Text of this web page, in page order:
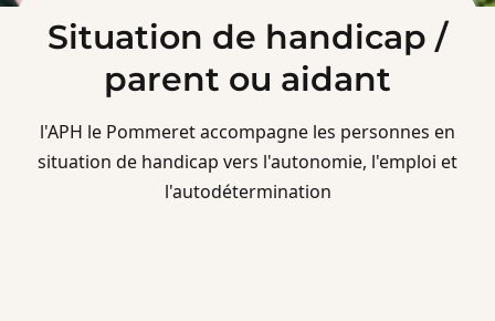
Situation de handicap /
parent ou aidant
l'APH le Pommeret accompagne les personnes en
situation de handicap vers l'autonomie, l'emploi et
l'autodétermination